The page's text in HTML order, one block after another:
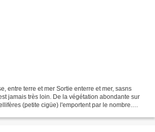
entre terre et mer Sortie enterre et mer, sasns
jamais très loin. De la végétation abondante sur
(petite cigüe) l'emportent par le nombre.